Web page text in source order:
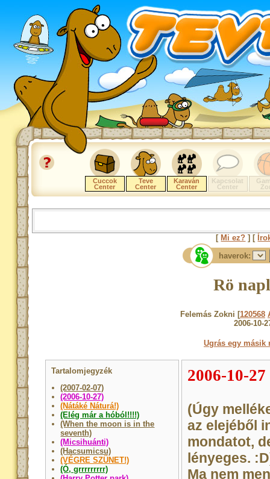
Cuccok
Center
Teve
Center
Karaván
Center
Kapcsolat
Center
[ Mi ez? ] [
haverok:
Rö
Felemás Zokni [120568
2006-10-
Ugrás egy másik
Tartalomjegyzék
(2007-02-07)
(2006-10-27)
(Nátáké Náturá!)
(Elég már a hóból!!!!)
(When the moon is in the
seventh)
(Micsihuánti)
(Hacsumicsu)
(VÉGRE SZÜNET!)
(Ó, grrrrrrrrr)
2006-10-27
(Úgy
az elejéből
mondatot,
lényeges.
Ma nem